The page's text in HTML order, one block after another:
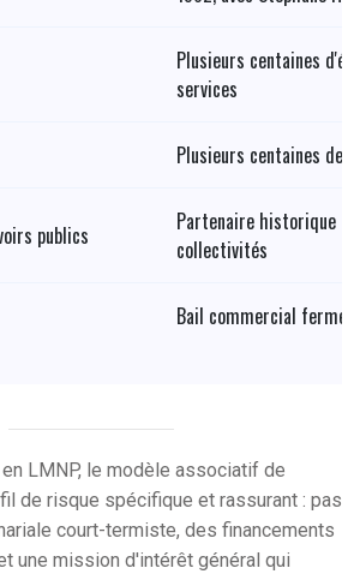
Plusieurs centaines
services
Plusieurs centaines de
publics
Partenaire historique
collectivités
Bail commercial ferme
LMNP, le modèle associatif de
de risque spécifique et rassurant : pas
court-termiste, des financements
une mission d'intérêt général qui